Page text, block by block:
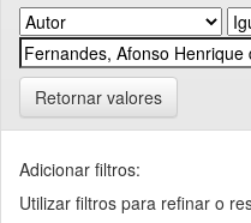
Retornar valores
Adicionar filtros:
Utilizar filtros para refinar o